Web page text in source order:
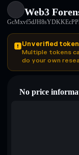
Web3
Unverified token
Multiple tokens
do your own
No price